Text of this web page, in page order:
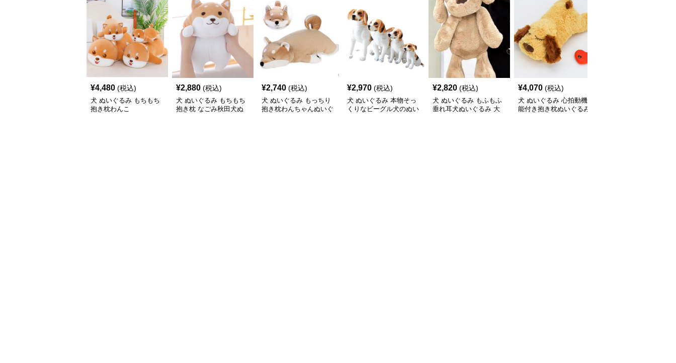
¥4,480 (税込)
犬 ぬいぐるみ もちもち
抱き枕わんこ
¥2,880 (税込)
犬 ぬいぐるみ もちもち
抱き枕 なごみ秋田犬ぬ
¥2,740 (税込)
犬 ぬいぐるみ もっちり
抱き枕わんちゃんぬいぐ
¥2,970 (税込)
犬 ぬいぐるみ 本物そっ
くりなビーグル犬のぬい
¥2,820 (税込)
犬 ぬいぐるみ もふもふ
垂れ耳犬ぬいぐるみ 大
¥4,070 (税込)
犬 ぬいぐるみ 心拍動機
能付き抱き枕ぬいぐるみ